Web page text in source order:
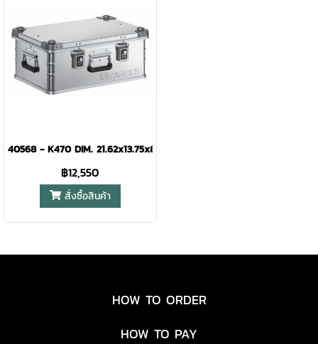
40568 - K470 DIM. 21.62x13.75x8.62"
฿12,550
สั่งซื้อสินค้า
HOW TO ORDER
HOW TO PAY